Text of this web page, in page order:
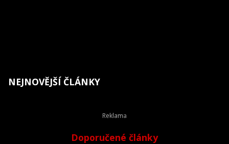
NEJNOVĚJŠÍ ČLÁNKY
Doporučené články